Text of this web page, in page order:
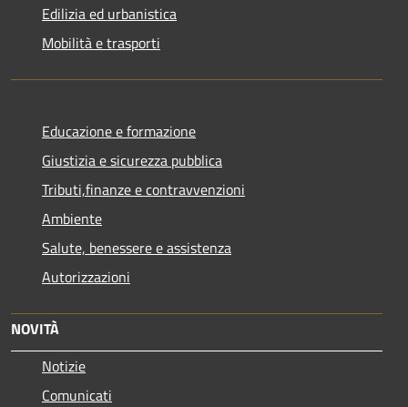
Edilizia ed urbanistica
Mobilità e trasporti
Educazione e formazione
Giustizia e sicurezza pubblica
Tributi,finanze e contravvenzioni
Ambiente
Salute, benessere e assistenza
Autorizzazioni
NOVITÀ
Notizie
Comunicati